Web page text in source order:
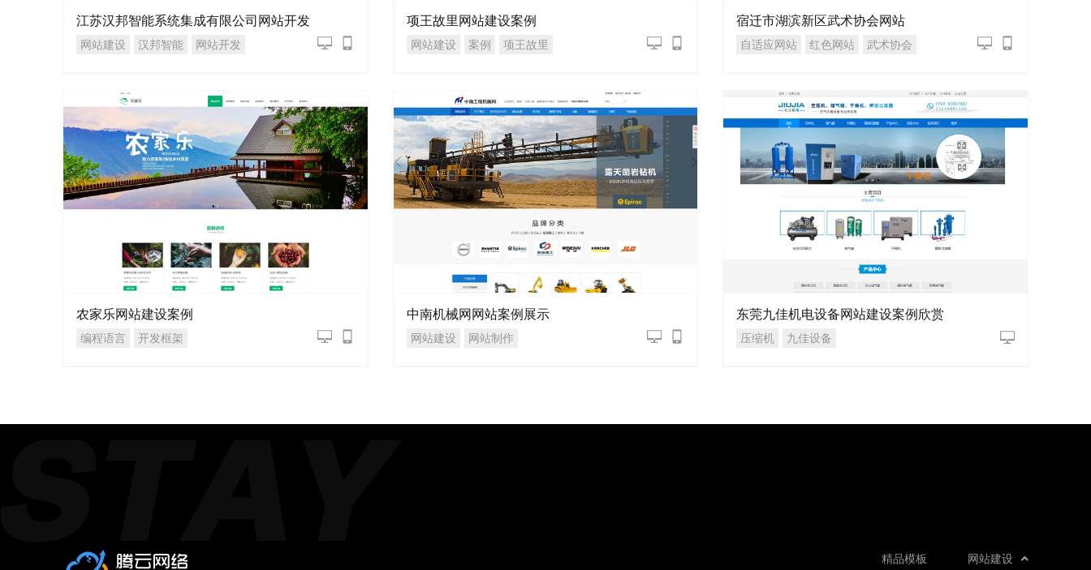
江苏汉邦智能系统集成有限公司网站开发
网站建设 汉邦智能 网站开发
项王故里网站建设案例
网站建设 案例 项王故里
宿迁市湖滨新区武术协会网站
自适应网站 红色网站 武术协会
农家乐网站建设案例
编程语言 开发框架
中南机械网网站案例展示
网站建设 网站制作
东莞九佳机电设备网站建设案例欣赏
压缩机 九佳设备
网站建设
精品模板